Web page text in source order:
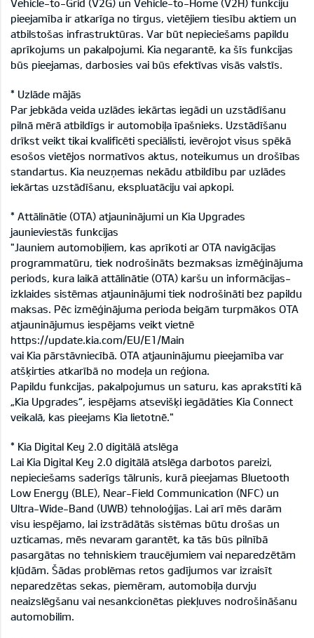
Vehicle-to-Grid (V2G) un Vehicle-to-Home (V2H) funkciju
pieejamība ir atkarīga no tirgus, vietējiem tiesību aktiem un
atbilstošas infrastruktūras. Var būt nepieciešams papildu
aprīkojums un pakalpojumi. Kia negarantē, ka šīs funkcijas
būs pieejamas, darbosies vai būs efektīvas visās valstīs.
* Uzlāde mājās
Par jebkāda veida uzlādes iekārtas iegādi un uzstādīšanu
pilnā mērā atbildīgs ir automobiļa īpašnieks. Uzstādīšanu
drīkst veikt tikai kvalificēti speciālisti, ievērojot visus spēkā
esošos vietējos normatīvos aktus, noteikumus un drošības
standartus. Kia neuzņemas nekādu atbildību par uzlādes
iekārtas uzstādīšanu, ekspluatāciju vai apkopi.
* Attālinātie (OTA) atjauninājumi un Kia Upgrades
jaunieviestās funkcijas
"Jauniem automobiļiem, kas aprīkoti ar OTA navigācijas
programmatūru, tiek nodrošināts bezmaksas izmēģinājuma
periods, kura laikā attālinātie (OTA) karšu un informācijas-
izklaides sistēmas atjauninājumi tiek nodrošināti bez papildu
maksas. Pēc izmēģinājuma perioda beigām turpmākos OTA
atjauninājumus iespējams veikt vietnē
https://update.kia.com/EU/E1/Main
vai Kia pārstāvniecībā. OTA atjauninājumu pieejamība var
atšķirties atkarībā no modeļa un reģiona.
Papildu funkcijas, pakalpojumus un saturu, kas aprakstīti kā
„Kia Upgrades“, iespējams atsevišķi iegādāties Kia Connect
veikalā, kas pieejams Kia lietotnē."
* Kia Digital Key 2.0 digitālā atslēga
Lai Kia Digital Key 2.0 digitālā atslēga darbotos pareizi,
nepieciešams saderīgs tālrunis, kurā pieejamas Bluetooth
Low Energy (BLE), Near-Field Communication (NFC) un
Ultra-Wide-Band (UWB) tehnoloģijas. Lai arī mēs darām
visu iespējamo, lai izstrādātās sistēmas būtu drošas un
uzticamas, mēs nevaram garantēt, ka tās būs pilnībā
pasargātas no tehniskiem traucējumiem vai neparedzētām
kļūdām. Šādas problēmas retos gadījumos var izraisīt
neparedzētas sekas, piemēram, automobiļa durvju
neaizslēgšanu vai nesankcionētas piekļuves nodrošināšanu
automobilim.